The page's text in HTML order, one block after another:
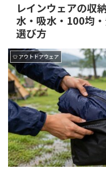
レインウェアの収
水・吸水・100均
選び方
👕 アウトドアウェア